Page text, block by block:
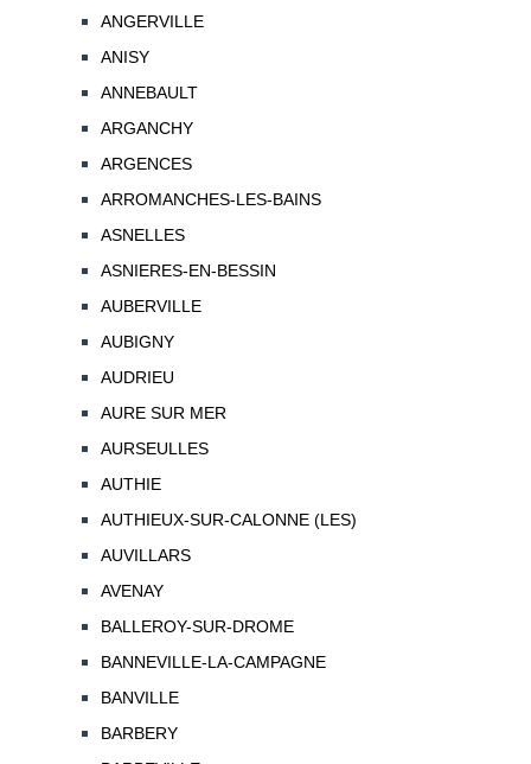
ANGERVILLE
ANISY
ANNEBAULT
ARGANCHY
ARGENCES
ARROMANCHES-LES-BAINS
ASNELLES
ASNIERES-EN-BESSIN
AUBERVILLE
AUBIGNY
AUDRIEU
AURE SUR MER
AURSEULLES
AUTHIE
AUTHIEUX-SUR-CALONNE (LES)
AUVILLARS
AVENAY
BALLEROY-SUR-DROME
BANNEVILLE-LA-CAMPAGNE
BANVILLE
BARBERY